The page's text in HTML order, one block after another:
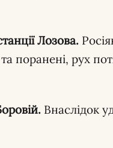
Лозова.
та поранені, рух
Внаслідок